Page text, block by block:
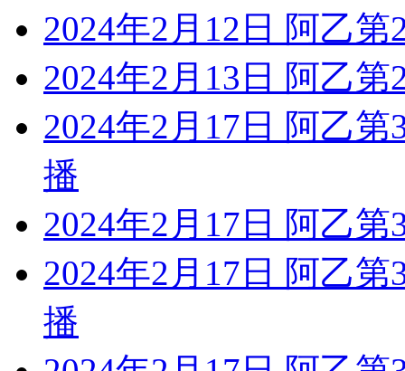
2024年2月12日 阿乙
2024年2月13日 阿乙
2024年2月17日 阿乙
播
2024年2月17日 阿乙
2024年2月17日 阿乙
播